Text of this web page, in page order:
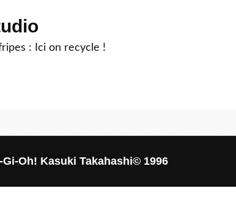
: Ici on recycle !
Oh! Kasuki Takahashi© 1996